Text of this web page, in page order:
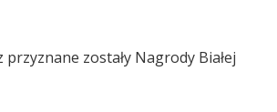
zostały Nagrody Białej